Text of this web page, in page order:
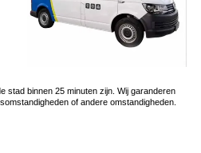
stad binnen 25 minuten zijn. Wij garanderen
of andere omstandigheden.